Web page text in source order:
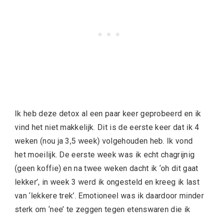
Ik heb deze detox al een paar keer geprobeerd en ik
vind het niet makkelijk. Dit is de eerste keer dat ik 4
weken (nou ja 3,5 week) volgehouden heb. Ik vond
het moeilijk. De eerste week was ik echt chagrijnig
(geen koffie) en na twee weken dacht ik ‘oh dit gaat
lekker’, in week 3 werd ik ongesteld en kreeg ik last
van ‘lekkere trek’. Emotioneel was ik daardoor minder
sterk om ‘nee’ te zeggen tegen etenswaren die ik